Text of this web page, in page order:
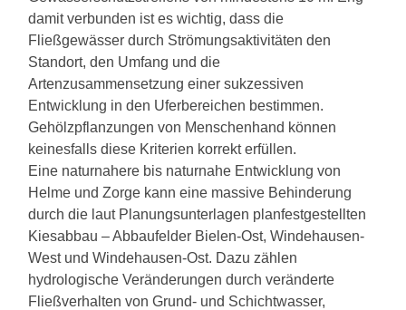
damit verbunden ist es wichtig, dass die
Fließgewässer durch Strömungsaktivitäten den
Standort, den Umfang und die
Artenzusammensetzung einer sukzessiven
Entwicklung in den Uferbereichen bestimmen.
Gehölzpflanzungen von Menschenhand können
keinesfalls diese Kriterien korrekt erfüllen.
Eine naturnahere bis naturnahe Entwicklung von
Helme und Zorge kann eine massive Behinderung
durch die laut Planungsunterlagen planfestgestellten
Kiesabbau – Abbaufelder Bielen-Ost, Windehausen-
West und Windehausen-Ost. Dazu zählen
hydrologische Veränderungen durch veränderte
Fließverhalten von Grund- und Schichtwasser,